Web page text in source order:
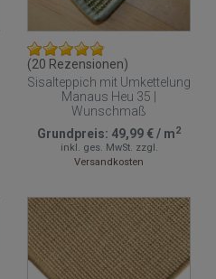
(20 Rezensionen)
Sisalteppich mit Umkettelung
Manaus Heu 35 |
Wunschmaß
Grundpreis: 49,99 €/ m2
inkl. ges. MwSt. zzgl.
Versandkosten